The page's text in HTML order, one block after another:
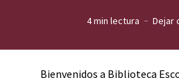
4 min lectura Dejar
Bienvenidos a Biblioteca